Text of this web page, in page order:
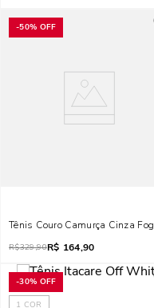
-50% OFF
Tênis Couro Camurça Cinza Fog
R$329,90R$ 164,90
-30% OFF
1 COR